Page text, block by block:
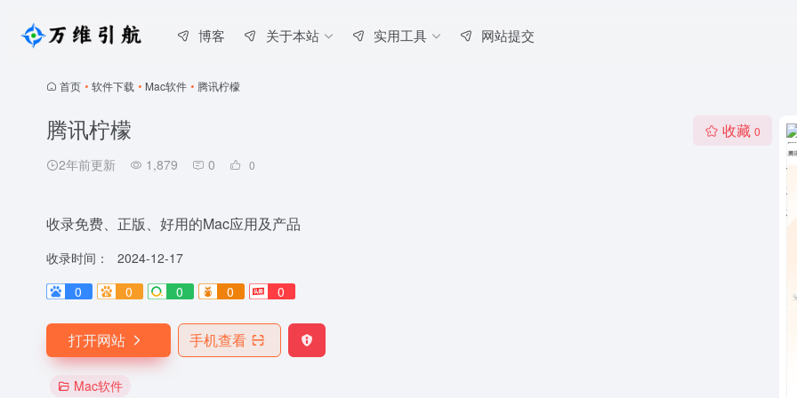
博客 关于本站 实用工具 网站提交
首页 • 软件下载 • Mac软件 • 腾讯柠檬
腾讯柠檬
2年前更新 1,879 0 0
收藏 0
收录免费、正版、好用的Mac应用及产品
收录时间：
2024-12-17
0
0 0 0 0
打开网站 手机查看
Mac软件